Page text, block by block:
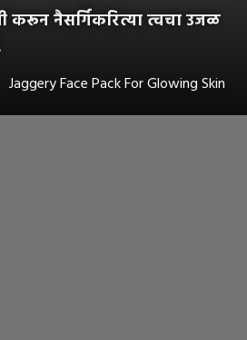
नैसर्गिकरित्या त्वचा उजळ
Jaggery Face Pack For Glowing Skin